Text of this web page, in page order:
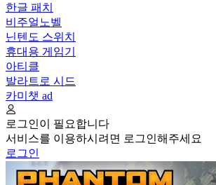
한글 패치
비주얼노벨
닌텐도 스위치
휴대용 게임기
아티클
발라트로 시드
카미챗 ad
로그인이 필요합니다
서비스를 이용하시려면 로그인해주세요
로그인